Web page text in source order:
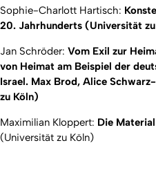
Sophie-Charlott Hartisch:
20. Jahrhunderts (Universität
Jan Schröder: Vom Exil zur
von Heimat am Beispiel der
Israel. Max Brod, Alice
zu Köln)
Maximilian Kloppert: Die
(Universität zu Köln)